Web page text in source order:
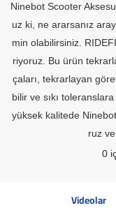
Ninebot Scooter
uz ki, ne ararsanız
min olabilirsiniz.
riyoruz. Bu ürün
çaları, tekrarlayan
bilir ve sıkı
yüksek kalitede
ruz
0
Videolar